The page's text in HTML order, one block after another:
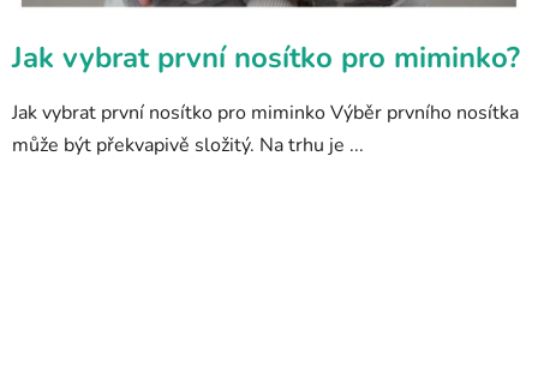
Jak vybrat první nosítko pro miminko?
Jak vybrat první nosítko pro miminko Výběr prvního nosítka
může být překvapivě složitý. Na trhu je ...